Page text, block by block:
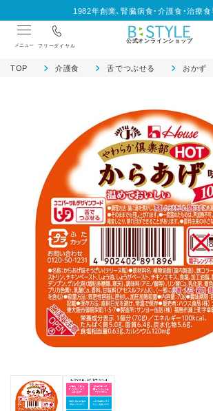
1982年創業、腎臓病食・介護食・治療
メニュー フリーダイヤル
公式オンラインショップ
TOP 介護食 舌でつぶせる おかず